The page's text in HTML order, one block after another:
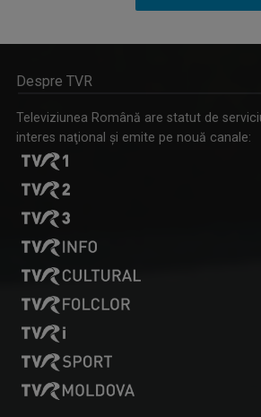
IA ȘI CITEȘTE
Rubrică prin care scriitorii ne provoacă să ...
CAP DE AFIȘ
Emisiunea “Cap de Afiş” de la Iaşi urmăreşte
OLENA POPOVYCH
M-am născut şi am crescut în Maramureşul ...
Despre TVR
Televiziunea Română are statut de
interes naţional şi emite pe nouă canale: